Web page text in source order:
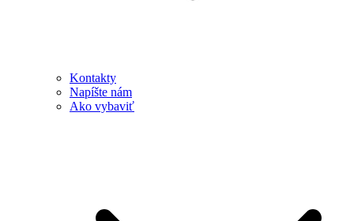
Kontakty
Napíšte nám
Ako vybaviť